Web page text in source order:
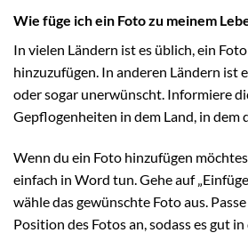
Wie füge ich ein Foto zu meinem
In vielen Ländern ist es üblich, ein
hinzuzufügen. In anderen Ländern ist
oder sogar unerwünscht. Informiere
Gepflogenheiten in dem Land, in dem
Wenn du ein Foto hinzufügen
einfach in Word tun. Gehe auf
wähle das gewünschte Foto aus.
Position des Fotos an, sodass es gut